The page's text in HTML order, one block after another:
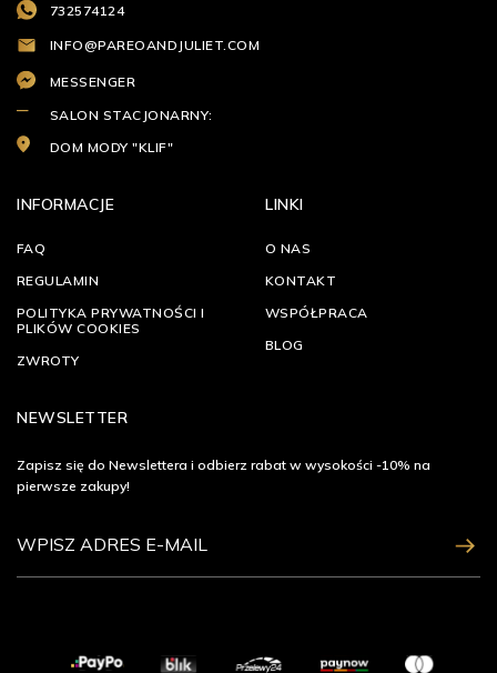
732574124
INFO@PAREOANDJULIET.COM
MESSENGER
SALON STACJONARNY:
DOM MODY "KLIF"
INFORMACJE
FAQ
REGULAMIN
POLITYKA PRYWATNOŚCI I
PLIKÓW COOKIES
ZWROTY
LINKI
O NAS
KONTAKT
WSPÓŁPRACA
BLOG
NEWSLETTER
Zapisz się do Newslettera i odbierz rabat w wysokości -10% na
pierwsze zakupy!